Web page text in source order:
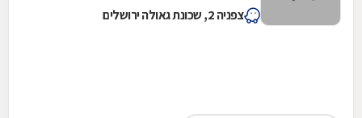
צפניה 2, שכונת גאולה ירושלים